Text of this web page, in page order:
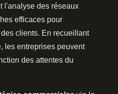
l'analyse des réseaux
efficaces pour
clients. En recueillant
les entreprises peuvent
des attentes du